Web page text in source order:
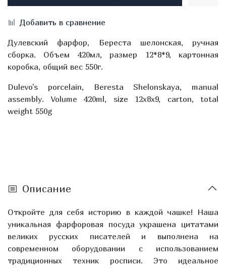
Добавить в сравнение
Дулевский фарфор, Береста шелонская, ручная
сборка. Объем 420мл, размер 12*8*9, картонная
коробка, общий вес 550г.
Dulevo's porcelain, Beresta Shelonskaya, manual
assembly. Volume 420ml, size 12x8x9, carton, total
weight 550g
Описание
Откройте для себя историю в каждой чашке! Наша
уникальная фарфоровая посуда украшена цитатами
великих русских писателей и выполнена на
современном оборудовании с использованием
традиционных техник росписи. Это идеальное